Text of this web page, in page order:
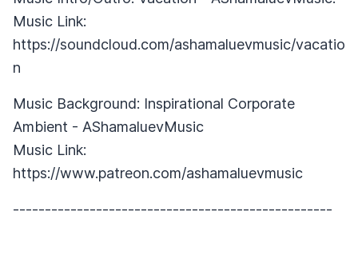
Music Link:
https://soundcloud.com/ashamaluevmusic/vacatio
n
Music Background: Inspirational Corporate
Ambient - AShamaluevMusic
Music Link:
https://www.patreon.com/ashamaluevmusic
--------------------------------------------------